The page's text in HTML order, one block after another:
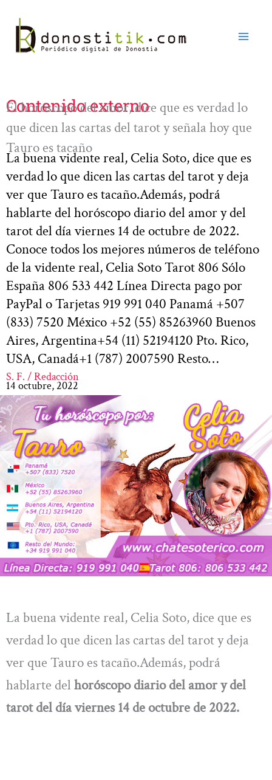
contenido
Contenido externo
El horóscopo del amor, dice que es verdad lo
que dicen las cartas del tarot y señala hoy que
Tauro es tacaño
La buena vidente real, Celia Soto, dice que es
verdad lo que dicen las cartas del tarot y deja
ver que Tauro es tacaño.Además, podrá
hablarte del horóscopo diario del amor y del
tarot del día viernes 14 de octubre de 2022.
Conoce todos los mejores números de teléfono
de la vidente real, Celia Soto Tarot 806 Sólo
España 806 533 442 Línea Directa pago por
PayPal o Tarjetas 919 991 040 Panamá +507
(833) 7520 México +52 (55) 85263960 Buenos
Aires, Argentina+54 (11) 52194120 Pto. Rico,
USA, Canadá+1 (787) 2007590 Resto…
S. F. / Redacción
14 octubre, 2022
La buena vidente real, Celia Soto, dice que es
verdad lo que dicen las cartas del tarot y deja
ver que Tauro es tacaño.Además, podrá
hablarte del horóscopo diario del amor y del
tarot del día viernes 14 de octubre de 2022.